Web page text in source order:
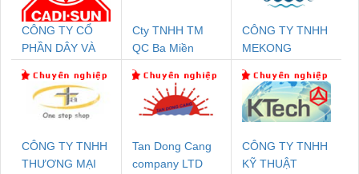
CÔNG TY CỔ
PHẦN DÂY VÀ
THƯỢNG ĐÌNH
Cty TNHH TM
QC Ba Miền
CÔNG TY TNHH
MEKONG
SUPPLY
CÔNG TY TNHH
THƯƠNG MẠI
Tan Dong Cang
company LTD
CÔNG TY TNHH
KỸ THUẬT